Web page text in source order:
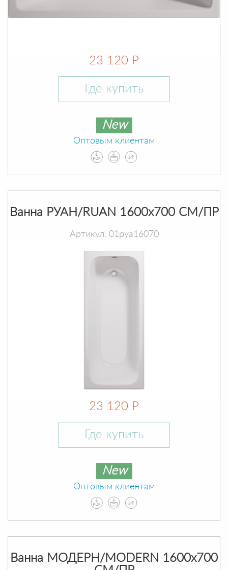
23 120 Р
Где купить
New
Оптовым клиентам
Ванна РУАН/RUAN 1600х700 СМ/ПР
Артикул: 01руа16070
23 120 Р
Где купить
New
Оптовым клиентам
Ванна МОДЕРН/MODERN 1600х700